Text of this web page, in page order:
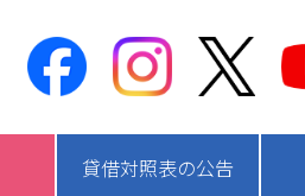
貸借対照表の公告